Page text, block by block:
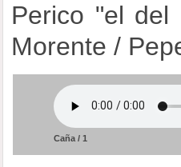
Perico "el
Morente /
Caña / 1